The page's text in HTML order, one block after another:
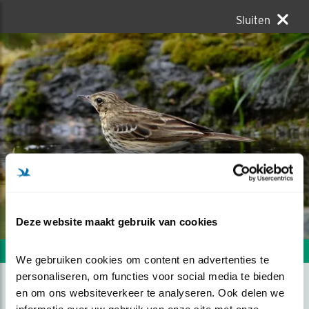
Deze website maakt gebruik van cookies
We gebruiken cookies om content en advertenties te
personaliseren, om functies voor social media te bieden
en om ons websiteverkeer te analyseren. Ook delen we
Sluiten